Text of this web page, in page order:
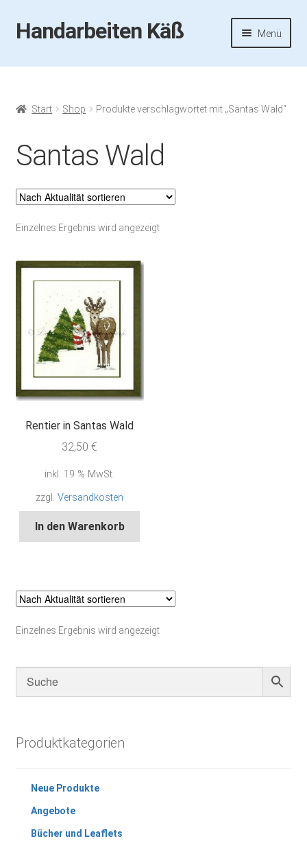
Zur
Navigation
Zum
Inhalt
Handarbeiten Käß Menü
Startseite
Aktuelles
Mein Konto
Start Shop Produkte verschlagwortet mit „Santas Wald“
Santas Wald
Einzelnes Ergebnis wird angezeigt
Rentier in Santas Wald
32,50€
inkl. 19 % MwSt.
zzgl.Versandkosten
In den Warenkorb
Einzelnes Ergebnis wird angezeigt
Produktkategorien
Neue Produkte
Angebote
Bücher und Leaflets